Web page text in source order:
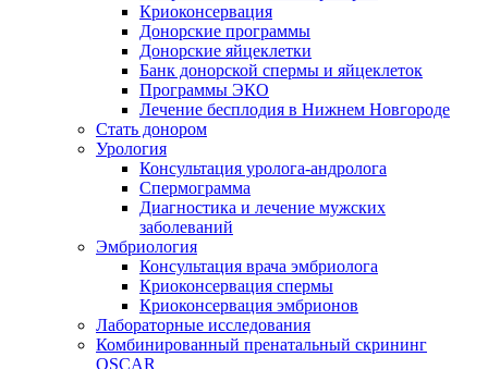
Криоконсервация
Донорские программы
Донорские яйцеклетки
Банк донорской спермы и яйцеклеток
Программы ЭКО
Лечение бесплодия в Нижнем Новгороде
Стать донором
Урология
Консультация уролога-андролога
Спермограмма
Диагностика и лечение мужских
заболеваний
Эмбриология
Консультация врача эмбриолога
Криоконсервация спермы
Криоконсервация эмбрионов
Лабораторные исследования
Комбинированный пренатальный скрининг
OSCAR